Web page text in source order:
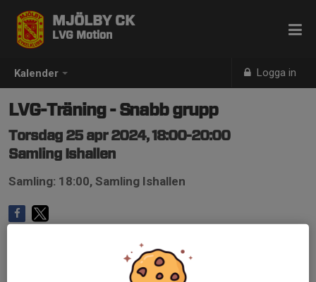
Kalender Logga in
MJÖLBY CK
LVG Motion
LVG-Träning - Snabb grupp
Torsdag 25 apr 2024, 18:00-20:00
Samling Ishallen
Samling: 18:00, Samling Ishallen